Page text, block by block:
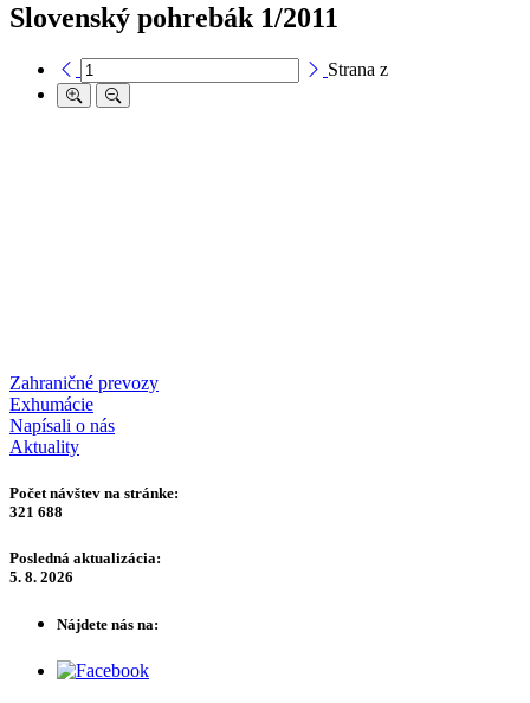
Slovenský pohrebák 1/2011
Strana z
Zahraničné prevozy
Exhumácie
Napísali o nás
Aktuality
Počet návštev na stránke:
321 688
Posledná aktualizácia:
5. 8. 2026
Nájdete nás na: